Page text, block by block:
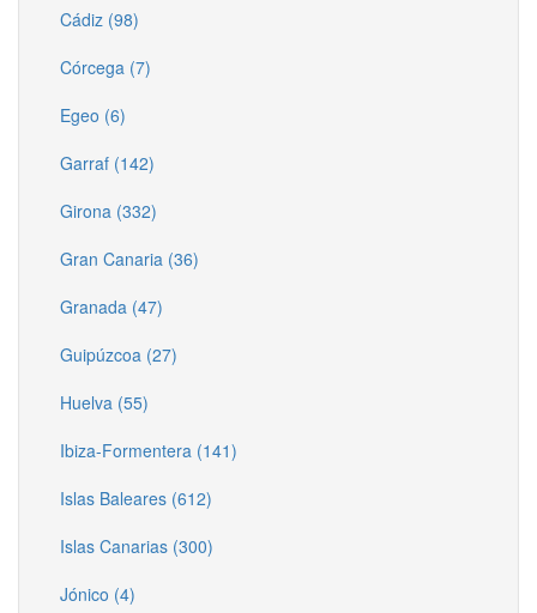
Cádiz (98)
Córcega (7)
Egeo (6)
Garraf (142)
Girona (332)
Gran Canaria (36)
Granada (47)
Guipúzcoa (27)
Huelva (55)
Ibiza-Formentera (141)
Islas Baleares (612)
Islas Canarias (300)
Jónico (4)